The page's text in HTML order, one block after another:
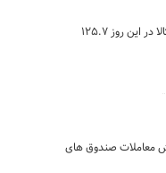
خلاصه معاملات بازار زعفران در روز سه‌شنبه ۲۳ تیر ماه ۱۴۰۵ نشان می دهد که ارزش معاملات طلای سرخ در بازار گواهی و صندوق زعفران بورس کالا در این روز ۱۲۵.۷
به ارزش ۴۷۹.۱ میلیارد تومان معامله شد. ارزش معاملات صندوق های